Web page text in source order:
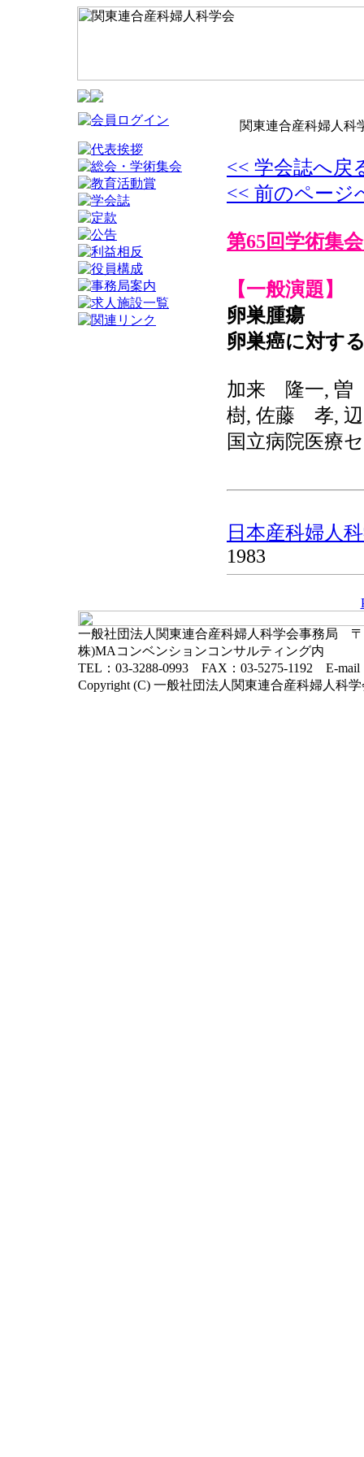
関東連合産科婦人科
<< 学会誌へ戻
<< 前のページ
第65回学術集会
【一般演題】
卵巣腫瘍
卵巣癌に対す
加来 隆一,
樹, 佐藤 孝,
国立病院医療
日本産科婦人
1983
一般社団法人関東連合産科婦人科学会事務局 〒
株)MAコンベンションコンサルティング内
TEL：03-3288-0993 FAX：03-5275-1192 E-mail
Copyright (C) 一般社団法人関東連合産科婦人科